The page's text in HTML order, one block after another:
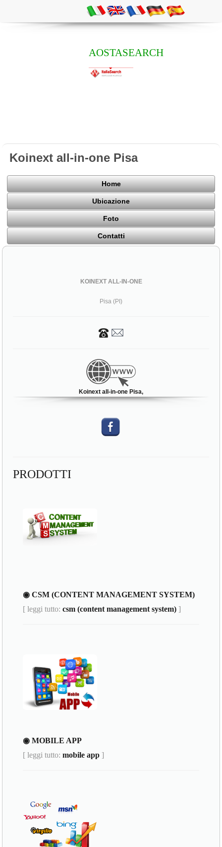
AOSTASEARCH
Koinext all-in-one Pisa
Home
Ubicazione
Foto
Contatti
KOINEXT ALL-IN-ONE
Pisa (PI)
Koinext all-in-one Pisa,
PRODOTTI
◉ CSM (CONTENT MANAGEMENT SYSTEM)
[ leggi tutto:csm (content management system) ]
◉ MOBILE APP
[ leggi tutto:mobile app ]